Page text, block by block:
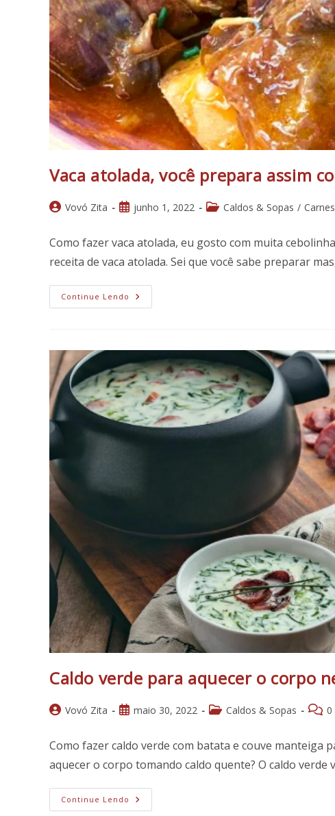
Vaca atolada, você prepara assim
AutorVovó Zita
Postjunho 1, 2022
Categoria
Caldos & Sopas /
Como fazer vaca atolada, eu gosto com muita
receita de vaca atolada. Sei que você sabe preparar
Continue Lendo Vaca
Atolada,
Eu
A
Costela
Com
Mandioca?
Caldo verde para aquecer o corpo
Autor
post:
Vovó Zita
Postmaio 30, 2022
Categoria
Caldos & Sopas
post:
0
Como fazer caldo verde com batata e couve manteiga
aquecer o corpo tomando caldo quente? O caldo verde
Continue Lendo Caldo
Verde